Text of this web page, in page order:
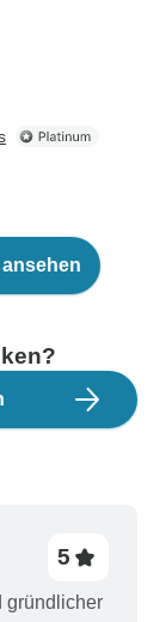
ansehen
5
gründlicher